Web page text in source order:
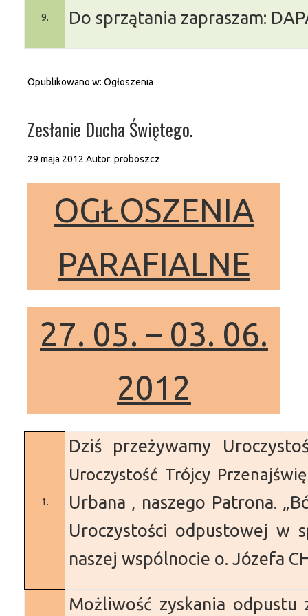
9. Do sprzątania zapraszam:
Opublikowano w: Ogłoszenia
Zesłanie Ducha Świętego.
29 maja 2012 Autor: proboszcz
OGŁOSZENIA
PARAFIALNE
27. 05. – 03. 06.
2012
1.
Dziś przeżywamy
Uroczystość Trójcy
Urbana , naszego Patrona.
Uroczystości odpustowej w
naszej wspólnocie o. Józefa
Możliwość zyskania